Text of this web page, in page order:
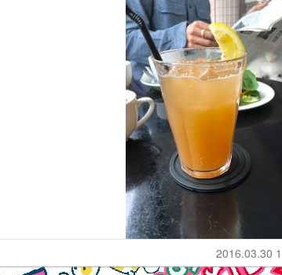
2016.03.30